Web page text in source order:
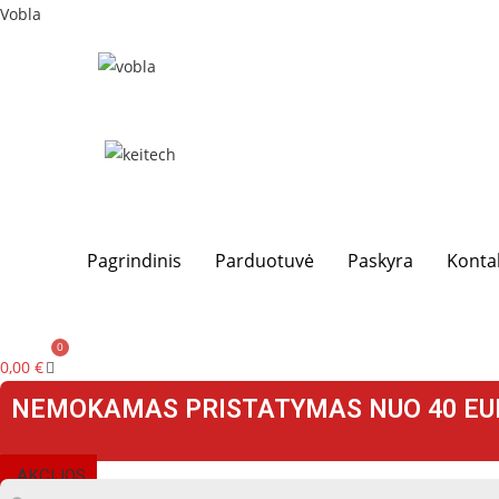
Skip
Vobla
Pagrindinis Parduotuvė Paskyra
0,00 €
NEMOKAMAS PRISTATYMAS NUO 40
AKCIJOS